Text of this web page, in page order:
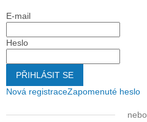
E-mail
Heslo
PŘIHLÁSIT SE
Nová registraceZapomenuté heslo
nebo